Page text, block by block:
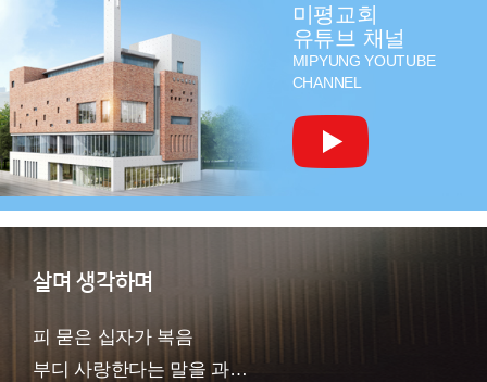
미평교회
유튜브 채널
MIPYUNG YOUTUBE
CHANNEL
살며 생각하며
피 묻은 십자가 복음
부디 사랑한다는 말을 과거형으로 하지 마십시오.